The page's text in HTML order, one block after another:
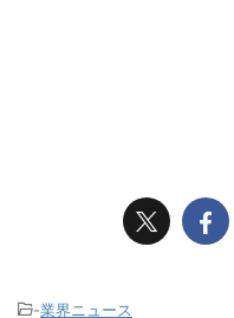
-業界ニュース